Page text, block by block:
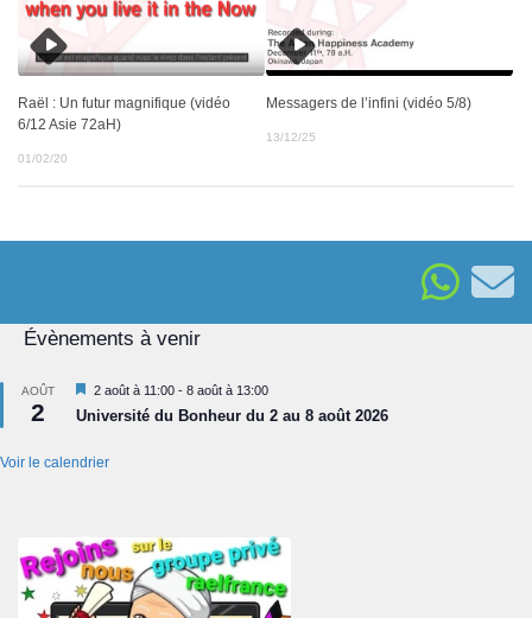
Raël : Un futur magnifique (vidéo
6/12 Asie 72aH)
01/02/20
Messagers de l’infini (vidéo 5/8)
13/12/25
Évènements à venir
AOÛT
2
Mis
en
avant
2 août à 11:00 - 8 août à 13:00
Université du Bonheur du 2 au 8 août 2026
Voir le calendrier